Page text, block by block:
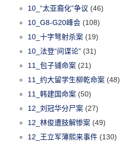
10_“太亚裔化”争议 (46)
10_G8-G20峰会 (108)
10_十字弩射杀案 (19)
10_法登“间谍论” (31)
11_包子铺命案 (21)
11_约大留学生柳乾命案 (48)
11_韩建国命案 (50)
12_刘冠华分尸案 (27)
12_林俊遭肢解惨案 (49)
12_王立军薄熙来事件 (130)